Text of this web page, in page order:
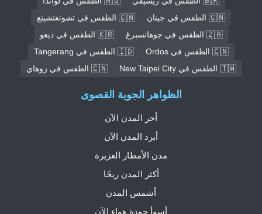
🇨🇳 الطقس في جينان
🇨🇳 الطقس في تشونغتشينغ
🇿🇦 الطقس في جوهانسبرغ
🇰🇷 الطقس في ديغو
🇨🇳 الطقس في Ordos
🇮🇩 الطقس في Tangerang
🇹🇼 الطقس في New Taipei City
🇨🇳 الطقس في زوهاي
الظواهر الجوية القصوى
أحر المدن الآن
أبرد المدن الآن
مدن الأمطار الغزيرة
أكثر المدن ريحًا
أشمس المدن
أسوأ جودة هواء الآن